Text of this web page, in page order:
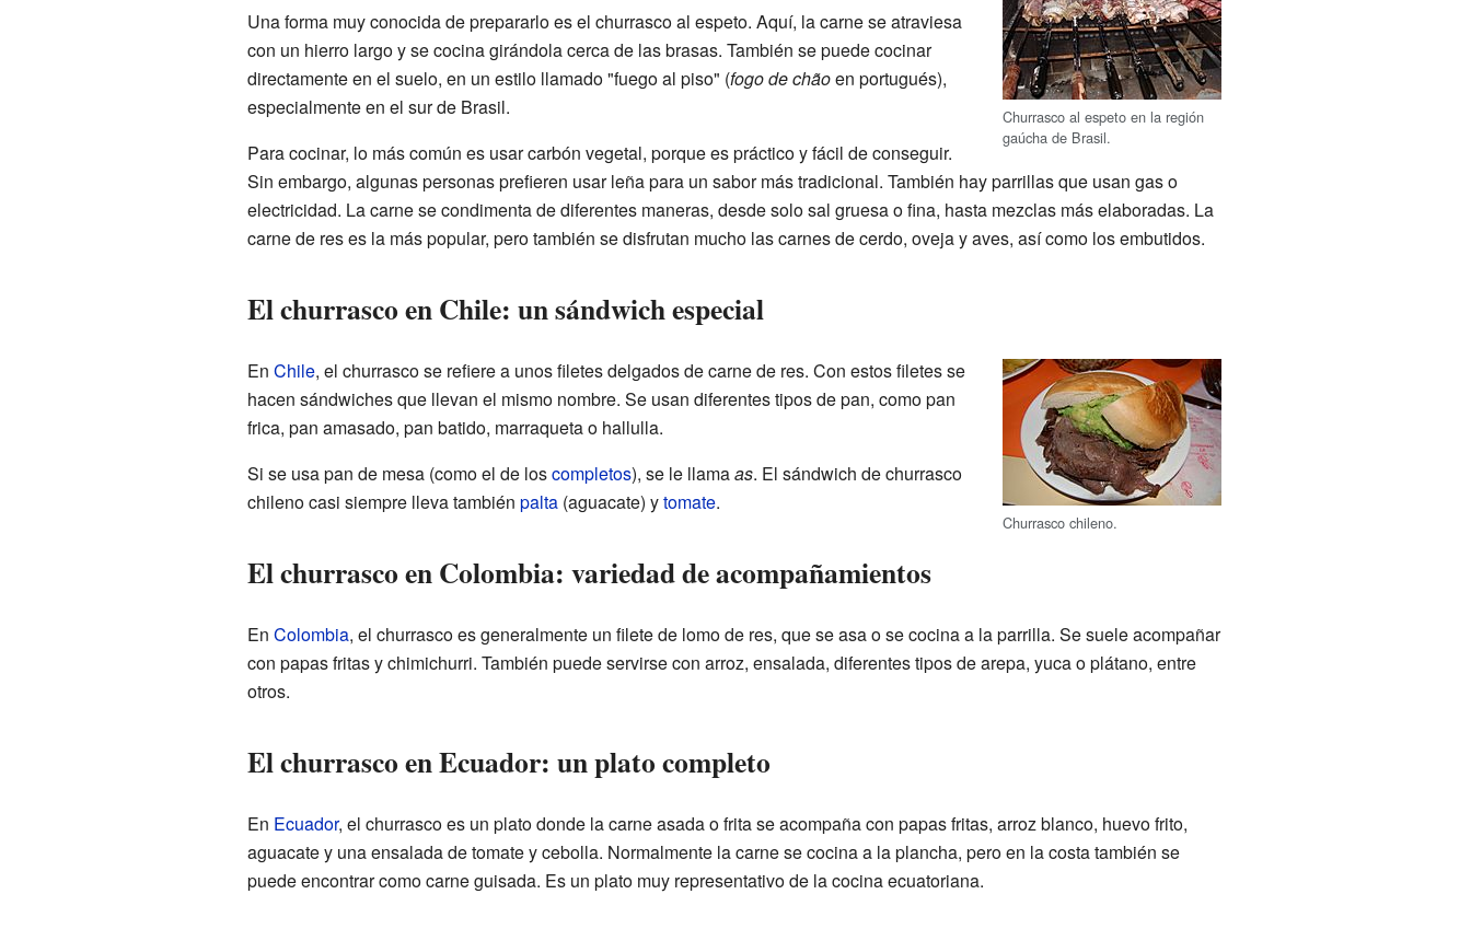
Churrasco al espeto en la región
gaúcha de Brasil.
Una forma muy conocida de prepararlo es el churrasco al espeto. Aquí, la carne se atraviesa
con un hierro largo y se cocina girándola cerca de las brasas. También se puede cocinar
directamente en el suelo, en un estilo llamado "fuego al piso" (fogo de chãoen portugués),
especialmente en el sur de Brasil.
Para cocinar, lo más común es usar carbón vegetal, porque es práctico y fácil de conseguir.
Sin embargo, algunas personas prefieren usar leña para un sabor más tradicional. También hay parrillas que usan gas o
electricidad. La carne se condimenta de diferentes maneras, desde solo sal gruesa o fina, hasta mezclas más elaboradas. La
carne de res es la más popular, pero también se disfrutan mucho las carnes de cerdo, oveja y aves, así como los embutidos.
El churrasco en Chile: un sándwich especial
Churrasco chileno.
En Chile, el churrasco se refiere a unos filetes delgados de carne de res. Con estos filetes se
hacen sándwiches que llevan el mismo nombre. Se usan diferentes tipos de pan, como pan
frica, pan amasado, pan batido, marraqueta o hallulla.
Si se usa pan de mesa (como el de loscompletos), se le llamaas. El sándwich de churrasco
chileno casi siempre lleva también palta(aguacate) ytomate.
El churrasco en Colombia: variedad de acompañamientos
En Colombia, el churrasco es generalmente un filete de lomo de res, que se asa o se cocina a la parrilla. Se suele acompañar
con papas fritas y chimichurri. También puede servirse con arroz, ensalada, diferentes tipos de arepa, yuca o plátano, entre
otros.
El churrasco en Ecuador: un plato completo
En Ecuador, el churrasco es un plato donde la carne asada o frita se acompaña con papas fritas, arroz blanco, huevo frito,
aguacate y una ensalada de tomate y cebolla. Normalmente la carne se cocina a la plancha, pero en la costa también se
puede encontrar como carne guisada. Es un plato muy representativo de la cocina ecuatoriana.